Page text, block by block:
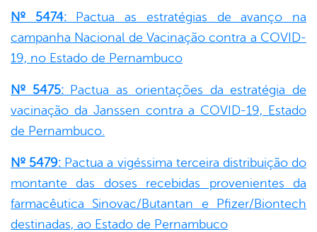
Nº 5474:Pactua as estratégias de avanço na
campanha Nacional de Vacinação contra a COVID-
19, no Estado de Pernambuco
Nº 5475:Pactua as orientações da estratégia de
vacinação da Janssen contra a COVID-19, Estado
de Pernambuco.
Nº 5479: Pactua a vigéssima terceira distribuição do
montante das doses recebidas provenientes da
farmacêutica Sinovac/Butantan e Pfizer/Biontech
destinadas, ao Estado de Pernambuco